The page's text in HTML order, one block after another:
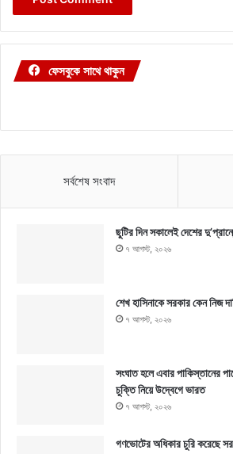
ফেসবুকে সাথে থাকুন
সর্বশেষ সংবাদ
ছুটির দিন সকালেই দেশের
৭ আগস্ট, ২০২৬
শেখ হাসিনাকে সরকার কেন নিজ
৭ আগস্ট, ২০২৬
সংঘাত হলে এবার পাকিস্তানের
চুক্তি নিয়ে উদ্বেগে ভারত
৭ আগস্ট, ২০২৬
গণভোটের অধিকার চুরি করেছে